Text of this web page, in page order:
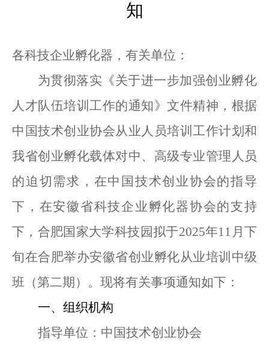
知
各科技企业孵化器，有关单位：
为贯彻落实《关于进一步加强创业孵化
人才队伍培训工作的通知》文件精神，根据
中国技术创业协会从业人员培训工作计划和
我省创业孵化载体对中、高级专业管理人员
的迫切需求，在中国技术创业协会的指导
下，在安徽省科技企业孵化器协会的支持
下，合肥国家大学科技园拟于2025年11 月下
旬在合肥举办安徽省创业孵化从业培训中级
班（第二期）。现将有关事项通知如下：
一、组织机构
指导单位：中国技术创业协会